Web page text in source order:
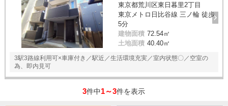
東京都荒川区東日暮里2丁目
東京メトロ日比谷線 三ノ輪 徒歩
5分
建物面積 72.54㎡
土地面積 40.40㎡
3駅3路線利用可×車庫付き／駅近／生活環境充実／室内状態〇／空室の
為、即内見可
3件中1～3件を表示